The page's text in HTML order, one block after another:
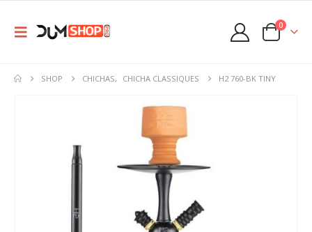
0
SHOP CHICHAS, CHICHA CLASSIQUES H2 760-BK TINY